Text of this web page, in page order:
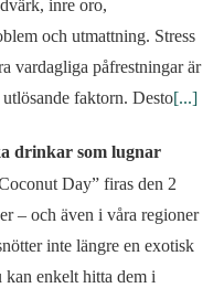
inre oro,
och utmattning. Stress
vardagliga påfrestningar är
faktorn. Desto[...]
drinkar som lugnar
Day” firas den 2
– och även i våra regioner
inte längre en exotisk
kan enkelt hitta dem i